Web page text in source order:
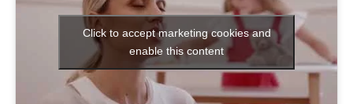
Click to accept marketing cookies and
enable this content